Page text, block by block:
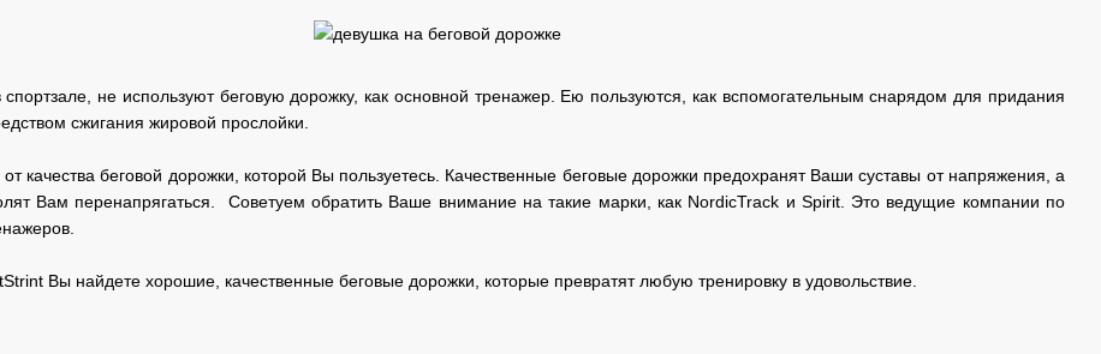
не используют беговую дорожку, как основной тренажер. Ею пользуются, как вспомогательным снарядом для придания
сжигания жировой прослойки.
качества беговой дорожки, которой Вы пользуетесь. Качественные беговые дорожки предохранят Ваши суставы от напряжения, а
Вам перенапрягаться. Советуем обратить Ваше внимание на такие марки, как NordicTrack и Spirit. Это ведущие компании по
Вы найдете хорошие, качественные беговые дорожки, которые превратят любую тренировку в удовольствие.